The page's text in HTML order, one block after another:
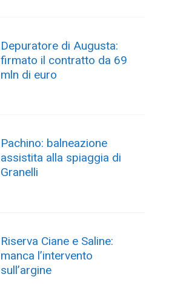
Depuratore di Augusta:
firmato il contratto da 69
mln di euro
Pachino: balneazione
assistita alla spiaggia di
Granelli
Riserva Ciane e Saline:
manca l’intervento
sull’argine